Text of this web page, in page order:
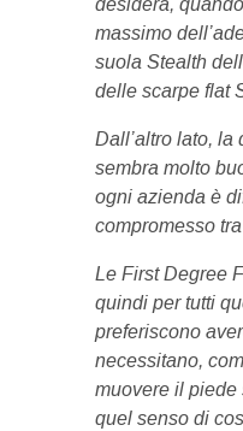
desidera,
massimo
suola Stealth
delle scarpe flat
Dall’altro lato, la
sembra molto
ogni azienda è
compromesso
Le First Degree
quindi per tutti
preferiscono
necessitano,
muovere il
quel senso di